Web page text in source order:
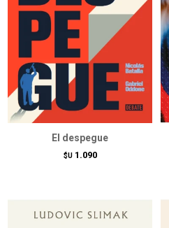
El despegue
$U 1.090